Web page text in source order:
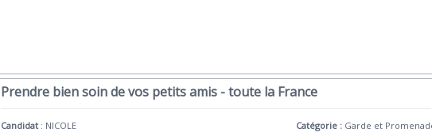
Prendre bien soin de vos petits amis - toute la France
Candidat : NICOLE
Catégorie : Garde et